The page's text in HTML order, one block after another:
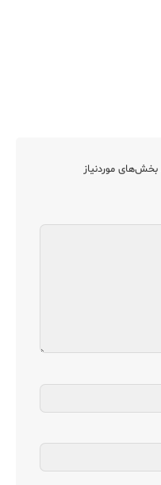
بخش‌های موردنیاز